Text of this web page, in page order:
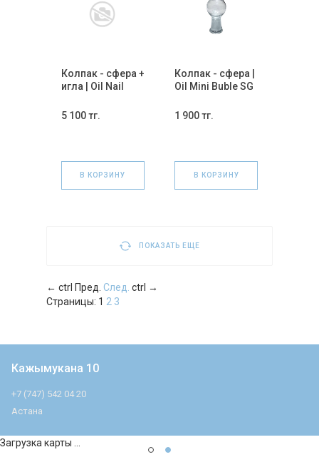
Колпак - сфера +
игла | Oil Nail
5 100 тг.
В КОРЗИНУ
Колпак - сфера |
Oil Mini Buble SG
1 900 тг.
В КОРЗИНУ
ПОКАЗАТЬ ЕЩЕ
← ctrl Пред. След. ctrl →
Страницы: 1 2 3
Кажымукана 10
+7 (747) 542 04 20
Астана
Загрузка карты ...